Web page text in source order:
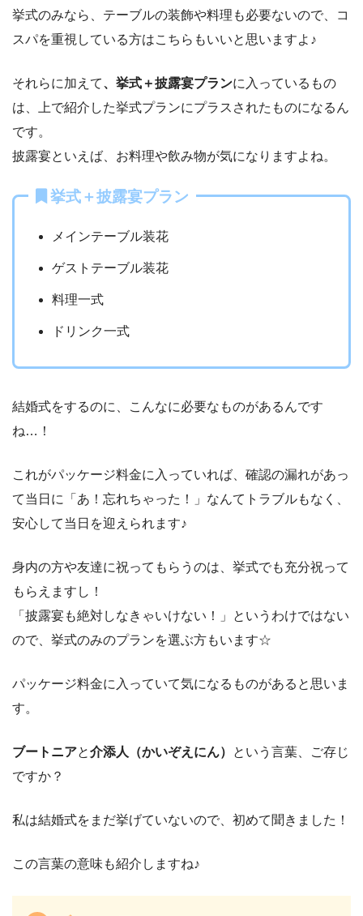
挙式のみなら、テーブルの装飾や料理も必要ないので、コ
スパを重視している方はこちらもいいと思いますよ♪
それらに加えて、挙式＋披露宴プランに入っているもの
は、上で紹介した挙式プランにプラスされたものになるん
です。
披露宴といえば、お料理や飲み物が気になりますよね。
挙式＋披露宴プラン
メインテーブル装花
ゲストテーブル装花
料理一式
ドリンク一式
結婚式をするのに、こんなに必要なものがあるんです
ね…！
これがパッケージ料金に入っていれば、確認の漏れがあっ
て当日に「あ！忘れちゃった！」なんてトラブルもなく、
安心して当日を迎えられます♪
身内の方や友達に祝ってもらうのは、挙式でも充分祝って
もらえますし！
「披露宴も絶対しなきゃいけない！」というわけではない
ので、挙式のみのプランを選ぶ方もいます☆
パッケージ料金に入っていて気になるものがあると思いま
す。
ブートニアと介添人（かいぞえにん）
という言葉、ご存じ
ですか？
私は結婚式をまだ挙げていないので、初めて聞きました！
この言葉の意味も紹介しますね♪